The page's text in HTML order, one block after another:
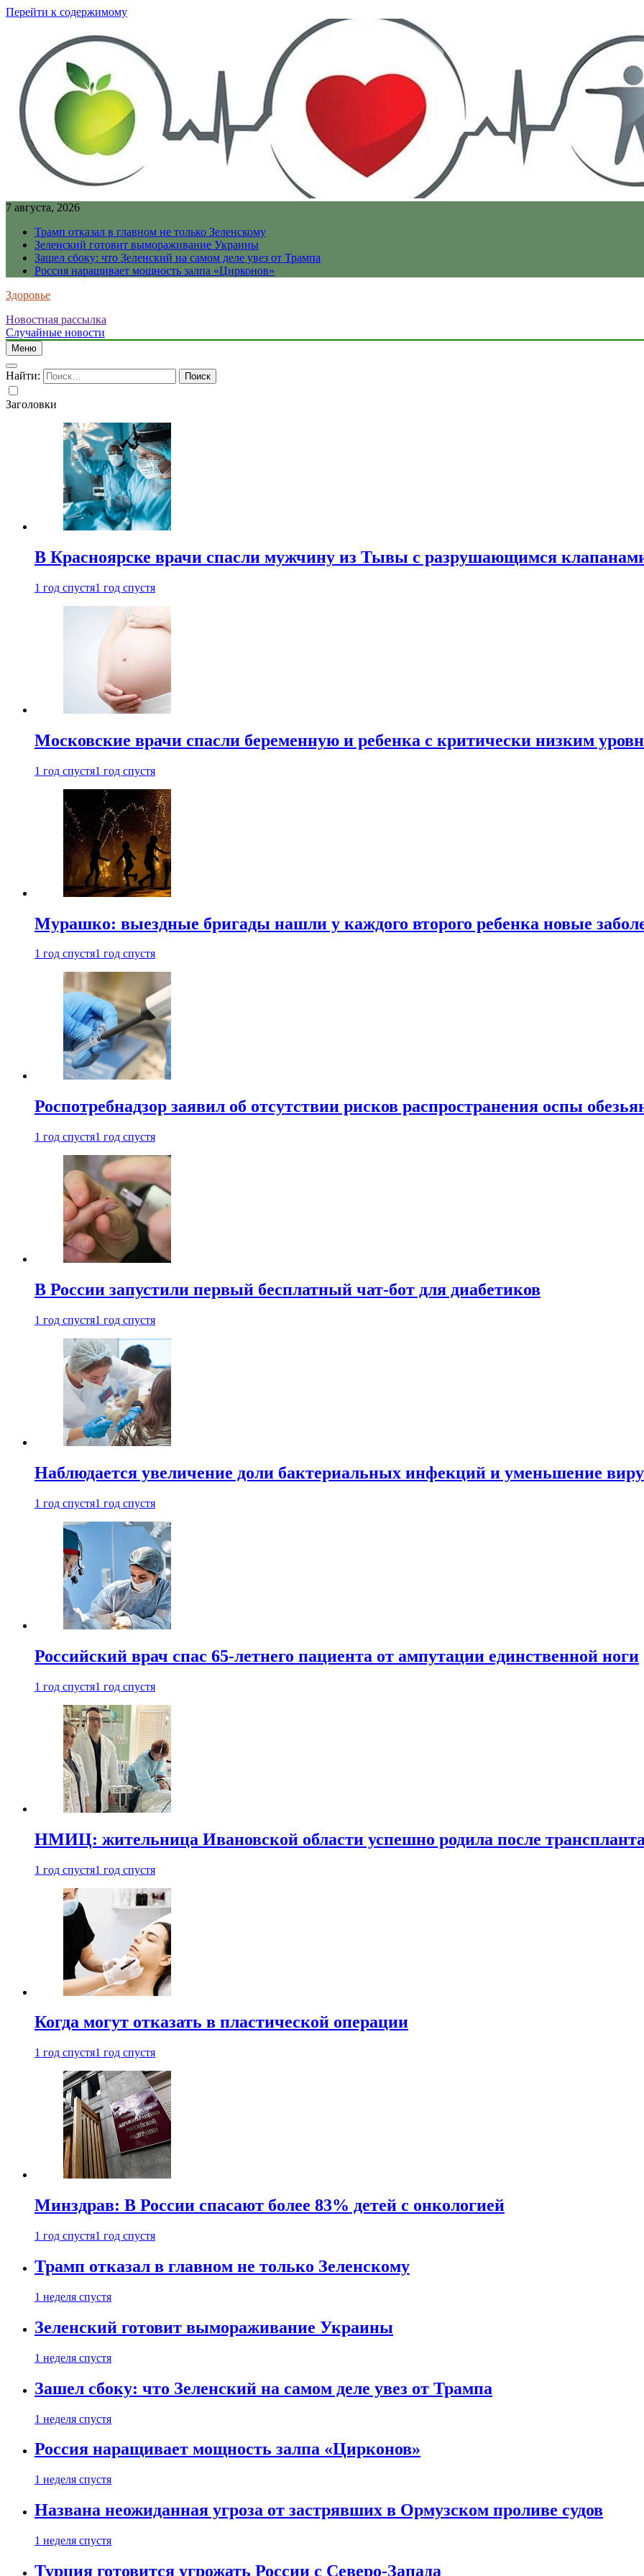
Перейти к содержимому
7 августа, 2026
Трамп отказал в главном не только Зеленскому
Зеленский готовит вымораживание Украины
Зашел сбоку: что Зеленский на самом деле увез от Трампа
Россия наращивает мощность залпа «Цирконов»
Здоровье
Новостная рассылка
Случайные новости
Меню
Найти:
Заголовки
В Красноярске врачи спасли мужчину из Тывы с разрушающимся
1 год спустя1 год спустя
Московские врачи спасли беременную и ребенка с критически низким
1 год спустя1 год спустя
Мурашко: выездные бригады нашли у каждого второго ребенка новые
1 год спустя1 год спустя
Роспотребнадзор заявил об отсутствии рисков распространения оспы
1 год спустя1 год спустя
В России запустили первый бесплатный чат-бот для диабетиков
1 год спустя1 год спустя
Наблюдается увеличение доли бактериальных инфекций и уменьшение
1 год спустя1 год спустя
Российский врач спас 65-летнего пациента от ампутации единственной ноги
1 год спустя1 год спустя
НМИЦ: жительница Ивановской области успешно родила после
1 год спустя1 год спустя
Когда могут отказать в пластической операции
1 год спустя1 год спустя
Минздрав: В России спасают более 83% детей с онкологией
1 год спустя1 год спустя
Трамп отказал в главном не только Зеленскому
1 неделя спустя
Зеленский готовит вымораживание Украины
1 неделя спустя
Зашел сбоку: что Зеленский на самом деле увез от Трампа
1 неделя спустя
Россия наращивает мощность залпа «Цирконов»
1 неделя спустя
Названа неожиданная угроза от застрявших в Ормузском проливе судов
1 неделя спустя
Турция готовится угрожать России с Северо-Запада